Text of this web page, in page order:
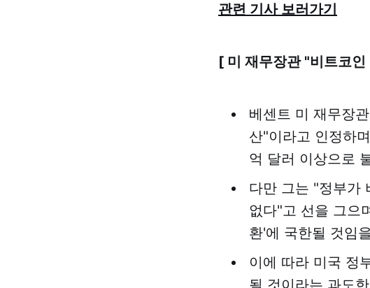
관련 기사 보러가기
[ 미 재무장관 "비트코
베센트 미 재무장
산"이라고 인정하
억 달러 이상으로
다만 그는 "정부가
없다"고 선을 그으
환'에 국한될 것임
이에 따라 미국 정
될 것이라는 과도